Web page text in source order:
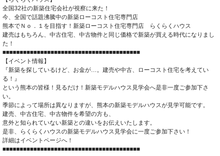
全国32社の新築住宅会社が視察に来た！
今、全国で話題沸騰中の新築ローコスト住宅専門店
熊本でＮｏ．１を目指す！新築ローコスト住宅専門店 らくらくハウス
建売はもちろん、中古住宅、中古物件と同じ価格で新築が買える時代になりまし
た！
■■■■■■■■■■■■■■■■■■■■■■■■■■■■■■■■■■■■■■■■
【イベント情報】
『新築を探しているけど、お金が…。建売や中古、ローコスト住宅を考えてい
る！』
という熊本の皆様！見るだけ！新築モデルハウス見学会へ是非一度ご参加下さ
い。
季節によって場所は異なりますが、熊本の新築モデルハウスが見学可能です。
建売、中古住宅、中古物件を希望の方も、
意外と知られていない新築との違いをお伝えいたします。
是非、らくらくハウスの新築モデルハウス見学会に一度ご参加下さい！
詳細はイベントページへ！
■■■■■■■■■■■■■■■■■■■■■■■■■■■■■■■■■■■■■■■■